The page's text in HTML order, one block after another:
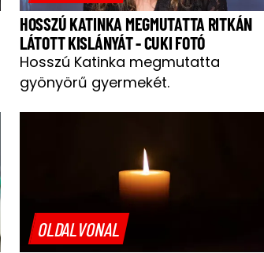
HOSSZÚ KATINKA MEGMUTATTA RITKÁN
LÁTOTT KISLÁNYÁT - CUKI FOTÓ
Hosszú Katinka megmutatta
gyönyörű gyermekét.
OLDALVONAL